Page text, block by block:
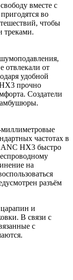
вместе с
во
чтобы
треками.
отвлекали от
удобной
прочно
Создатели
амбушюры.
миллиметровые
частотах в
ANC HX3 быстро
на
разъём
и
В связи с
с